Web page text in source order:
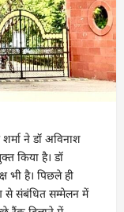
ने डॉ अविनाश
किया है। डॉ
भी है। पिछले ही
से संबंधित सम्मेलन में